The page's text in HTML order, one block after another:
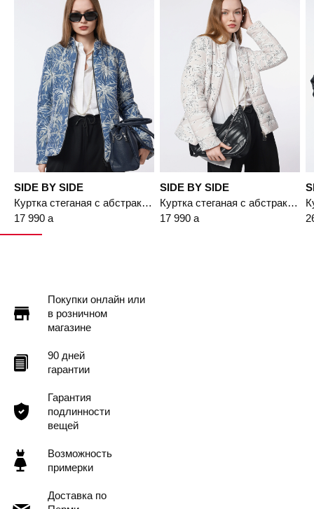
SIDE BY SIDE
Куртка стеганая с абстрактным принтом синего цвета
17 990 a
SIDE BY SIDE
Куртка стеганая с абстрактным принтом бежевого цвета
17 990 a
Покупки онлайн или
в розничном
магазине
90 дней
гарантии
Гарантия
подлинности
вещей
Возможность
примерки
Доставка по